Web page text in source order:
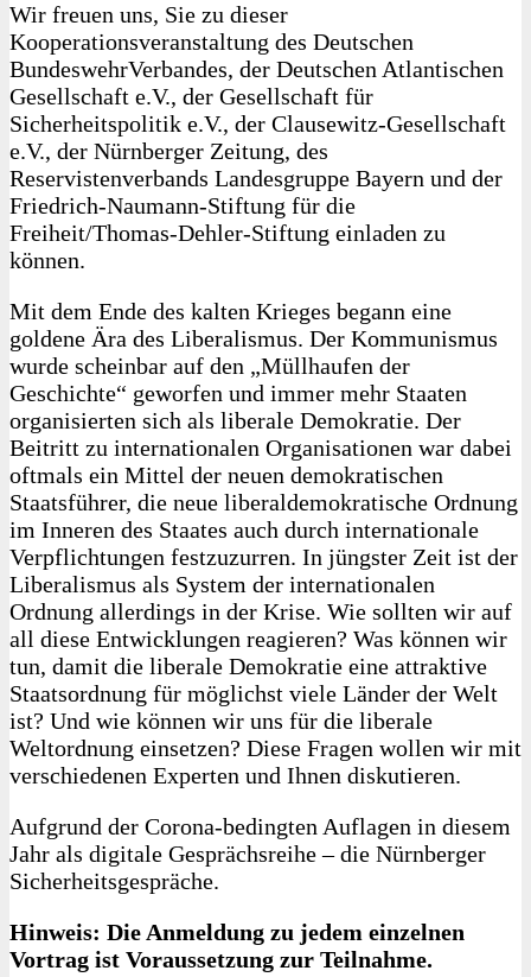
Wir freuen uns, Sie zu dieser
Kooperationsveranstaltung des Deutschen
BundeswehrVerbandes, der Deutschen Atlantischen
Gesellschaft e.V., der Gesellschaft für
Sicherheitspolitik e.V., der Clausewitz-Gesellschaft
e.V., der Nürnberger Zeitung, des
Reservistenverbands Landesgruppe Bayern und der
Friedrich-Naumann-Stiftung für die
Freiheit/Thomas-Dehler-Stiftung einladen zu
können.
Mit dem Ende des kalten Krieges begann eine
goldene Ära des Liberalismus. Der Kommunismus
wurde scheinbar auf den „Müllhaufen der
Geschichte“ geworfen und immer mehr Staaten
organisierten sich als liberale Demokratie. Der
Beitritt zu internationalen Organisationen war dabei
oftmals ein Mittel der neuen demokratischen
Staatsführer, die neue liberaldemokratische Ordnung
im Inneren des Staates auch durch internationale
Verpflichtungen festzuzurren. In jüngster Zeit ist der
Liberalismus als System der internationalen
Ordnung allerdings in der Krise. Wie sollten wir auf
all diese Entwicklungen reagieren? Was können wir
tun, damit die liberale Demokratie eine attraktive
Staatsordnung für möglichst viele Länder der Welt
ist? Und wie können wir uns für die liberale
Weltordnung einsetzen? Diese Fragen wollen wir mit
verschiedenen Experten und Ihnen diskutieren.
Aufgrund der Corona-bedingten Auflagen in diesem
Jahr als digitale Gesprächsreihe – die Nürnberger
Sicherheitsgespräche.
Hinweis: Die Anmeldung zu jedem einzelnen
Vortrag ist Voraussetzung zur Teilnahme.